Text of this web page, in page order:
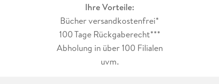
Ihre Vorteile:
Bücher versandkostenfrei*
100 Tage Rückgaberecht***
Abholung in über 100 Filialen
uvm.